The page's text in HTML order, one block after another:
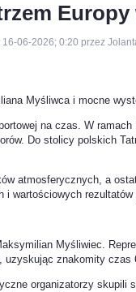
Europy
06-2026; 0:20 przez
Myśliwca i mocne
na czas. W
Do stolicy polskich
atmosferycznych, a
i wartościowych
Myśliwiec.
uzyskując znakomity czas
organizatorzy skupili